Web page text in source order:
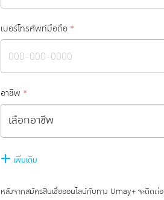
เบอร์โทรศัพท์มือถือ *
อาชีพ *
เพิ่มเติม
หลังจากสมัครสินเชื่อออนไลน์กับทาง Umay+ จะติด